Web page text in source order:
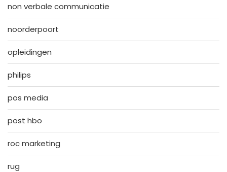
non verbale communicatie
noorderpoort
opleidingen
philips
pos media
post hbo
roc marketing
rug